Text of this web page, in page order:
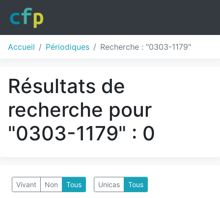
Accueil Périodiques Recherche : "0303-1179"
Résultats de
recherche pour
"0303-1179" : 0
Vivant Non Tous Unicas Tous